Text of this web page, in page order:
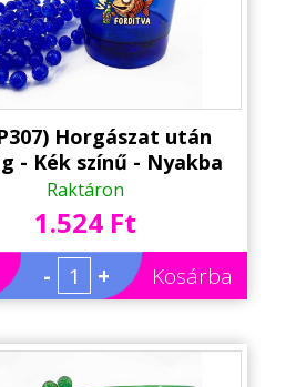
Horgászat után
- Kék színű - Nyakba
Felespohár, LED
- Horgász ajándék
- Party Pohár - Party
Kellék
Raktáron
1.524 Ft
- + Kosárba